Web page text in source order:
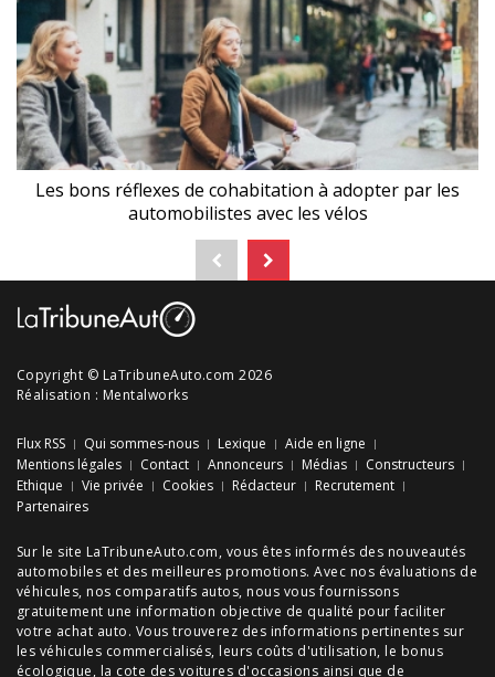
Les bons réflexes de cohabitation à adopter par les
automobilistes avec les vélos
Copyright © LaTribuneAuto.com 2026
Réalisation : Mentalworks
Flux RSS Qui sommes-nous Lexique
Aide en ligne
Mentions légales
Contact Annonceurs Médias
Constructeurs
Ethique
Vie privée Cookies Rédacteur
Recrutement
Partenaires
Sur le site LaTribuneAuto.com, vous êtes informés des nouveautés
automobiles et des meilleures promotions. Avec nos évaluations de
véhicules, nos comparatifs autos, nous vous fournissons
gratuitement une information objective de qualité pour faciliter
votre achat auto. Vous trouverez des informations pertinentes sur
les véhicules commercialisés, leurs coûts d'utilisation, le bonus
écologique, la cote des voitures d'occasions ainsi que de